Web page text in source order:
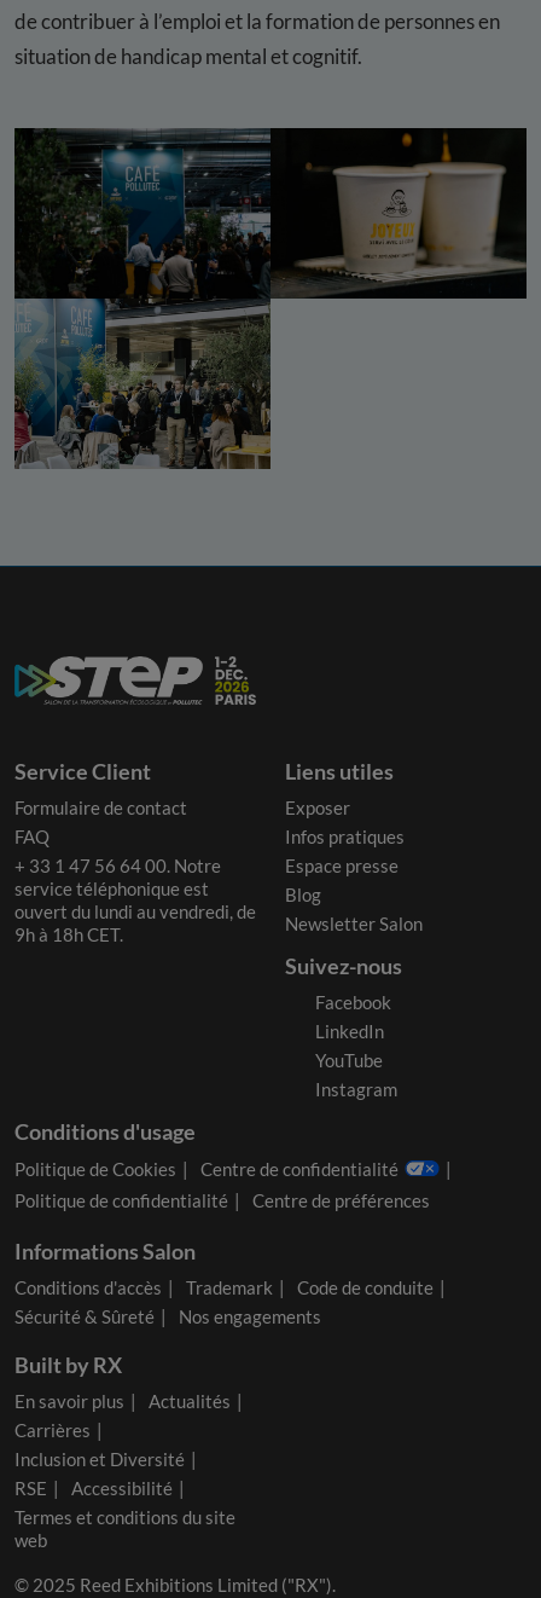
de contribuer à l’emploi et la formation de personnes en
situation de handicap mental et cognitif.
Service Client
Formulaire de contact
FAQ
+ 33 1 47 56 64 00. Notre
service téléphonique est
ouvert du lundi au vendredi, de
9h à 18h CET.
Liens utiles
Exposer
Infos pratiques
Espace presse
Blog
Newsletter Salon
Suivez-nous
Facebook
LinkedIn
YouTube
Instagram
Conditions d'usage
Politique de Cookies
Centre de confidentialité
Politique de confidentialité
Centre de préférences
Informations Salon
Conditions d'accès Trademark
Code de conduite
Sécurité & Sûreté
Nos engagements
Built by RX
En savoir plus
Actualités
Carrières
Inclusion et Diversité
RSE
Accessibilité
Termes et conditions du site
web
© 2025 Reed Exhibitions Limited ("RX").